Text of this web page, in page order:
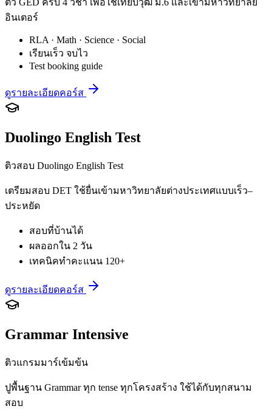
ติว GED ครบ 4 วิชา เพื่อใช้เทียบวุฒิ ม.6 และเข้ามหาวิทยาลัย
อินเตอร์
RLA · Math · Science · Social
เรียนเร็ว จบไว
Test booking guide
ดูรายละเอียดคอร์ส
Duolingo English Test
ติวสอบ Duolingo English Test
เตรียมสอบ DET ใช้ยื่นเข้ามหาวิทยาลัยต่างประเทศแบบเร็ว–
ประหยัด
สอบที่บ้านได้
ผลออกใน 2 วัน
เทคนิคทำคะแนน 120+
ดูรายละเอียดคอร์ส
Grammar Intensive
ติวแกรมมาร์เข้มข้น
ปูพื้นฐาน Grammar ทุก tense ทุกโครงสร้าง ใช้ได้กับทุกสนาม
สอบ